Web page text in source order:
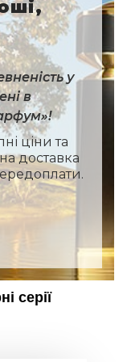
у
в
ціни та
доставка
серії